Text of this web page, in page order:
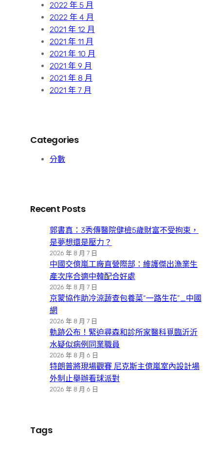
2022 年 5 月
2022 年 4 月
2021 年 12 月
2021 年 11 月
2021 年 10 月
2021 年 9 月
2021 年 8 月
2021 年 7 月
Categories
分數
Recent Posts
郭書真：3秀傳醫院健檢5歲財富不受拘束，
是夢想還是壓力？
2026 年 8 月 7 日
中國交億嵐工廠直營際部：維護傑出漁業生
產次序合適中韓配合好處
2026 年 8 月 7 日
京蒙協作助冷涼蔬查包養菜“一路生花”_中國
網
2026 年 8 月 7 日
軌跡公布！緊迫尋森和診所家醫科覓臨沂沂
水疑似病例同業職員
2026 年 8 月 6 日
特朗普將現場觀賽 尼克斯主億嵐室內設計場
外制止舉辦看球派對
2026 年 8 月 6 日
Tags